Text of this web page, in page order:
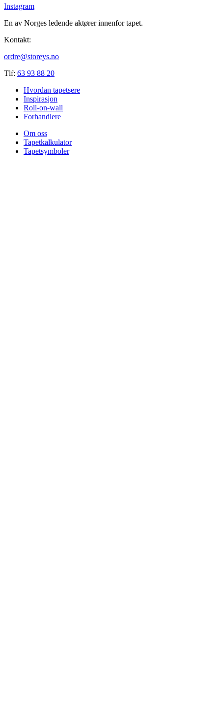
Instagram
En av Norges ledende aktører innenfor tapet.
Kontakt:
ordre@storeys.no
Tlf: 63 93 88 20
Hvordan tapetsere
Inspirasjon
Roll-on-wall
Forhandlere
Om oss
Tapetkalkulator
Tapetsymboler